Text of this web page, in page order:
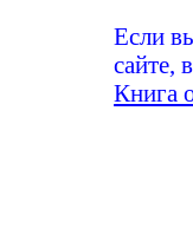
Если
сайте,
Книга